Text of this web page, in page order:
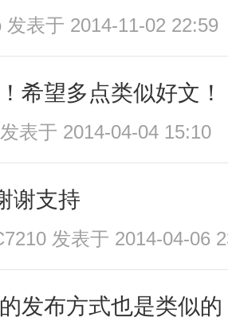
发表于 2014-11-02 22:59
希望多点类似好文！
发表于 2014-04-04 15:10
谢支持
发表于 2014-04-06
发布方式也是类似的